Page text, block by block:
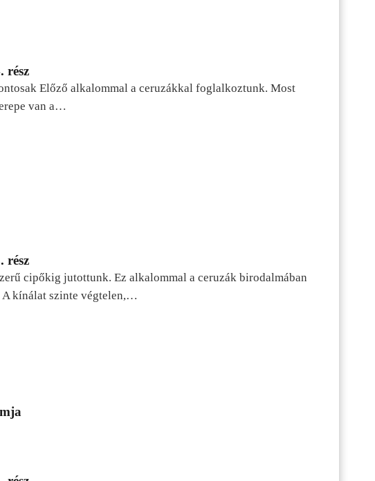
rész
Előző alkalommal a ceruzákkal foglalkoztunk. Most
van a…
rész
cipőkig jutottunk. Ez alkalommal a ceruzák birodalmában
A kínálat szinte végtelen,…